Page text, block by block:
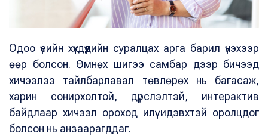
Одоо үеийн хүүхдүүдийн суралцах арга барил үнэхээр
өөр болсон. Өмнөх шигээ самбар дээр бичээд
хичээлээ тайлбарлавал төвлөрөх нь багасаж,
харин сонирхолтой, дүрслэлтэй, интерактив
байдлаар хичээл ороход илүү идэвхтэй оролцдог
болсон нь анзаарагддаг.